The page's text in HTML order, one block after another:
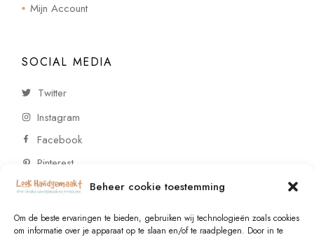
Beheer cookie toestemming
Om de beste ervaringen te bieden, gebruiken wij technologieën zoals cookies
om informatie over je apparaat op te slaan en/of te raadplegen. Door in te
Mijn Account
SOCIAL MEDIA
Twitter
Instagram
Facebook
Pinterest
CONTACT